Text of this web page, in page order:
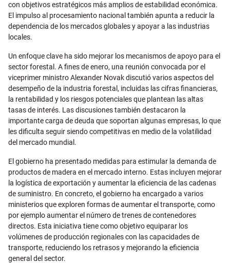
con objetivos estratégicos más amplios de estabilidad económica.
El impulso al procesamiento nacional también apunta a reducir la
dependencia de los mercados globales y apoyar a las industrias
locales.
Un enfoque clave ha sido mejorar los mecanismos de apoyo para el
sector forestal. A fines de enero, una reunión convocada por el
viceprimer ministro Alexander Novak discutió varios aspectos del
desempeño de la industria forestal, incluidas las cifras financieras,
la rentabilidad y los riesgos potenciales que plantean las altas
tasas de interés. Las discusiones también destacaron la
importante carga de deuda que soportan algunas empresas, lo que
les dificulta seguir siendo competitivas en medio de la volatilidad
del mercado mundial.
El gobierno ha presentado medidas para estimular la demanda de
productos de madera en el mercado interno. Estas incluyen mejorar
la logística de exportación y aumentar la eficiencia de las cadenas
de suministro. En concreto, el gobierno ha encargado a varios
ministerios que exploren formas de aumentar el transporte, como
por ejemplo aumentar el número de trenes de contenedores
directos. Esta iniciativa tiene como objetivo equiparar los
volúmenes de producción regionales con las capacidades de
transporte, reduciendo los retrasos y mejorando la eficiencia
general del sector.